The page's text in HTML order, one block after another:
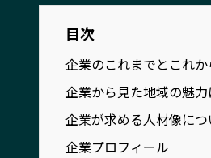
沖縄エリア
カテゴリから探す
特集コンテンツ
目次
企業のこれまでとこれか
企業から見た地域の魅力
企業が求める人材像につ
企業プロフィール